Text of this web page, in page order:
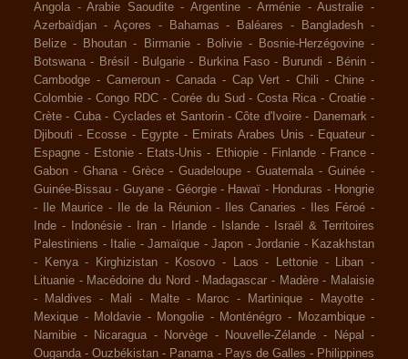
Angola -Arabie Saoudite -Argentine -Arménie -Australie -
Azerbaïdjan - Açores - Bahamas - Baléares - Bangladesh -
Belize - Bhoutan - Birmanie - Bolivie - Bosnie-Herzégovine -
Botswana - Brésil - Bulgarie - Burkina Faso - Burundi - Bénin -
Cambodge - Cameroun - Canada - Cap Vert - Chili -Chine -
Colombie - Congo RDC - Corée du Sud -Costa Rica -Croatie -
Crète - Cuba - Cyclades et Santorin -Côte d'Ivoire - Danemark -
Djibouti - Ecosse - Egypte - Emirats Arabes Unis - Equateur -
Espagne - Estonie - Etats-Unis - Ethiopie - Finlande - France -
Gabon - Ghana - Grèce - Guadeloupe - Guatemala - Guinée -
Guinée-Bissau - Guyane - Géorgie - Hawaï - Honduras - Hongrie
-
Ile Maurice - Ile de la Réunion - Iles Canaries - Iles Féroé -
Inde - Indonésie - Iran - Irlande - Islande -
Israël & Territoires
Palestiniens - Italie - Jamaïque - Japon - Jordanie - Kazakhstan
-
Kenya - Kirghizistan - Kosovo - Laos - Lettonie - Liban -
Lituanie - Macédoine du Nord - Madagascar - Madère - Malaisie
-
Maldives - Mali - Malte - Maroc - Martinique - Mayotte -
Mexique - Moldavie - Mongolie - Monténégro - Mozambique -
Namibie - Nicaragua - Norvège - Nouvelle-Zélande - Népal
-
Ouganda -Ouzbékistan - Panama - Pays de Galles - Philippines